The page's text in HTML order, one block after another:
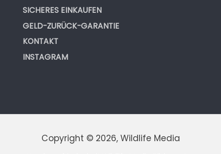
SICHERES EINKAUFEN
GELD-ZURÜCK-GARANTIE
KONTAKT
INSTAGRAM
Copyright © 2026, Wildlife Media